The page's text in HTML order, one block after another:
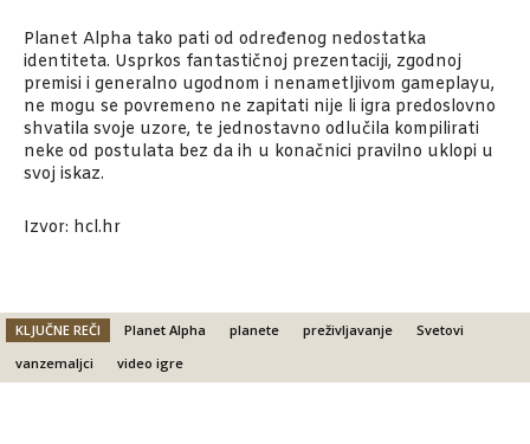
Planet Alpha tako pati od određenog nedostatka
identiteta. Usprkos fantastičnoj prezentaciji, zgodnoj
premisi i generalno ugodnom i nenametljivom gameplayu,
ne mogu se povremeno ne zapitati nije li igra predoslovno
shvatila svoje uzore, te jednostavno odlučila kompilirati
neke od postulata bez da ih u konačnici pravilno uklopi u
svoj iskaz.
Izvor: hcl.hr
KLJUČNE REČI Planet Alpha planete preživljavanje
Svetovi
vanzemaljci
video igre